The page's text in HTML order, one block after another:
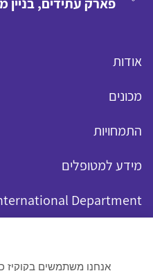
אנחנו משתמשים בקוקיז
אודות
מכונים
התמחויות
מידע למטופלים
Department